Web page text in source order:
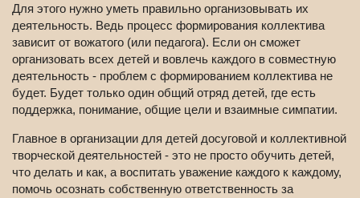
Для этого нужно уметь правильно организовывать их
деятельность. Ведь процесс формирования коллектива
зависит от вожатого (или педагога). Если он сможет
организовать всех детей и вовлечь каждого в совместную
деятельность - проблем с формированием коллектива не
будет. Будет только один общий отряд детей, где есть
поддержка, понимание, общие цели и взаимные симпатии.
Главное в организации для детей досуговой и коллективной
творческой деятельностей - это не просто обучить детей,
что делать и как, а воспитать уважение каждого к каждому,
помочь осознать собственную ответственность за